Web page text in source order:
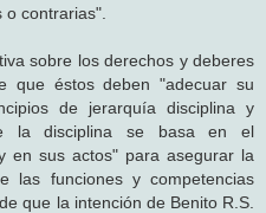
contrarias".
sobre los derechos y deberes
que éstos deben "adecuar su
de jerarquía disciplina y
la disciplina se basa en el
en sus actos" para asegurar la
las funciones y competencias
que la intención de Benito R.S.